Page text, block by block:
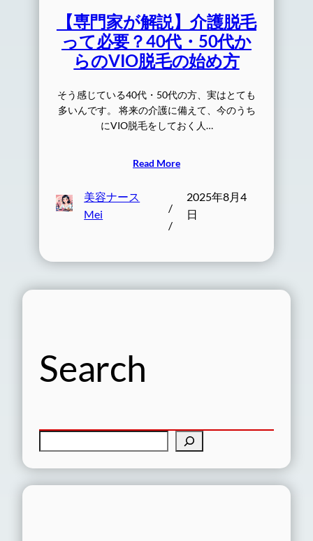
【専門家が解説】介護脱毛
って必要？40代・50代か
らのVIO脱毛の始め方
そう感じている40代・50代の方、実はとても
多いんです。 将来の介護に備えて、今のうち
にVIO脱毛をしておく人…
Read More
美容ナース
Mei
/
/
2025年8月4
日
Search